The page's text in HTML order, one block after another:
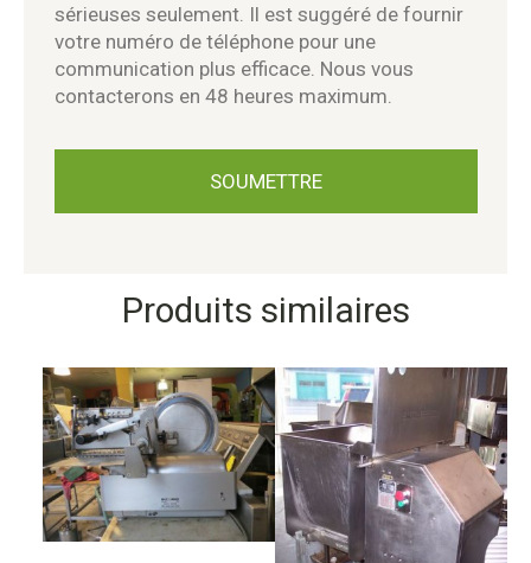
sérieuses seulement. Il est suggéré de fournir
votre numéro de téléphone pour une
communication plus efficace. Nous vous
contacterons en 48 heures maximum.
Produits similaires